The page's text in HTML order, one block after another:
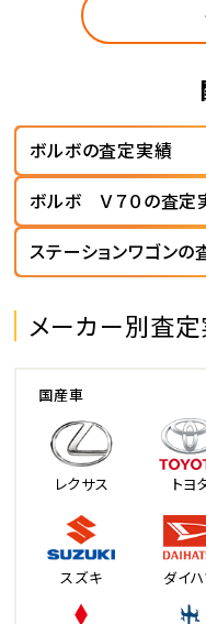
ボルボの査定実績
ボルボ Ｖ７０の査定
ステーションワゴン
メーカー別査
国産車
レクサス トヨ
スズキ ダイ